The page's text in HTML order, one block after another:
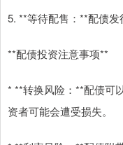
5. **等待配售：**配债发
**配债投资注意事项**
* **转换风险：**配债可
资者可能会遭受损失。